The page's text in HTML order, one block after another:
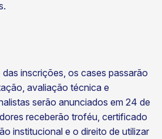
inscrições, os cases passarão
avaliação técnica e
serão anunciados em 24 de
receberão troféu, certificado
institucional e o direito de utilizar